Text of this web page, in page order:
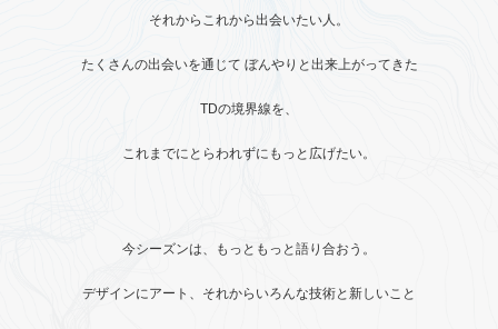
それからこれから出会いたい人。
たくさんの出会いを通じて ぼんやりと出来上がってきた
TDの境界線を、
これまでにとらわれずにもっと広げたい。
今シーズンは、もっともっと語り合おう。
デザインにアート、それからいろんな技術と新しいこと